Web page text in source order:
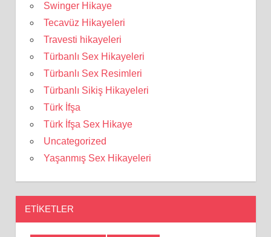
Swinger Hikaye
Tecavüz Hikayeleri
Travesti hikayeleri
Türbanlı Sex Hikayeleri
Türbanlı Sex Resimleri
Türbanlı Sikiş Hikayeleri
Türk İfşa
Türk İfşa Sex Hikaye
Uncategorized
Yaşanmış Sex Hikayeleri
ETIKETLER